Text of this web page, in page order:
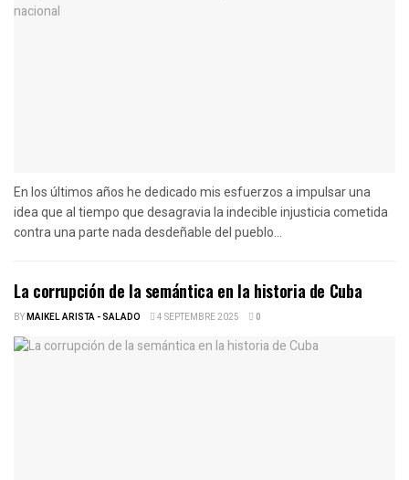
En los últimos años he dedicado mis esfuerzos a impulsar una
idea que al tiempo que desagravia la indecible injusticia cometida
contra una parte nada desdeñable del pueblo...
La corrupción de la semántica en la historia de Cuba
BYMAIKEL ARISTA - SALADO 4 SEPTEMBRE 2025 0